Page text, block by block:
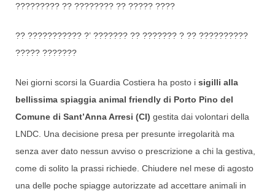
????????? ?? ???????? ?? ????? ????
?? ??????????? ?’ ??????? ?? ??????? ? ?? ??????????
????? ???????
Nei giorni scorsi la Guardia Costiera ha posto i sigilli alla
bellissima spiaggia animal friendly di Porto Pino del
Comune di Sant’Anna Arresi (CI) gestita dai volontari della
LNDC. Una decisione presa per presunte irregolarità ma
senza aver dato nessun avviso o prescrizione a chi la gestiva,
come di solito la prassi richiede. Chiudere nel mese di agosto
una delle poche spiagge autorizzate ad accettare animali in